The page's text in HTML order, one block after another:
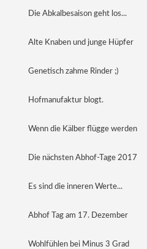
Die Abkalbesaison geht los...
Alte Knaben und junge Hüpfer
Genetisch zahme Rinder ;)
Hofmanufaktur blogt.
Wenn die Kälber flügge werden
Die nächsten Abhof-Tage 2017
Es sind die inneren Werte...
Abhof Tag am 17. Dezember
Wohlfühlen bei Minus 3 Grad